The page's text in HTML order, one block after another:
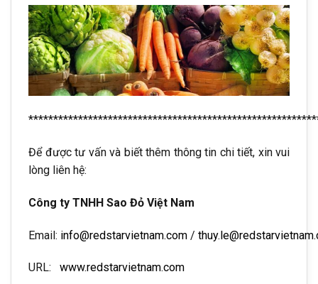
Để được tư vấn và biết thêm thông tin chi tiết, xin vui
lòng liên hệ:
Công ty TNHH Sao Đỏ Việt Nam
Email: info@redstarvietnam.com /
URL: www.redstarvietnam.com